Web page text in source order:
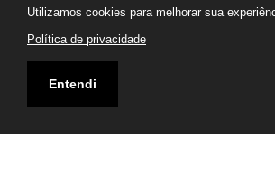
Utilizamos cookies para melhorar sua
Política de privacidade
Entendi